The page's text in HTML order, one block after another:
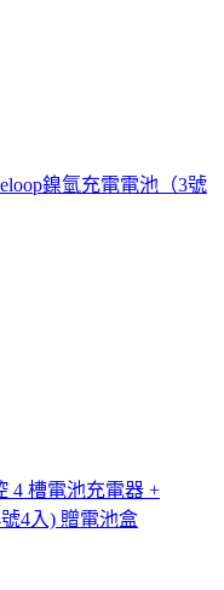
鎳氫充電電池（3號
4 槽電池充電器 +
4入) 贈電池盒